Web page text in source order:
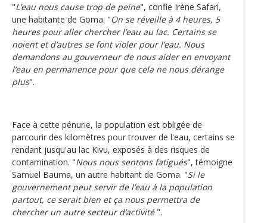
"L’eau nous cause trop de peine", confie Irène Safari,
une habitante de Goma. "On se réveille à 4 heures, 5
heures pour aller chercher l’eau au lac. Certains se
noient et d’autres se font violer pour l’eau. Nous
demandons au gouverneur de nous aider en envoyant
l’eau en permanence pour que cela ne nous dérange
plus".
Face à cette pénurie, la population est obligée de
parcourir des kilomètres pour trouver de l'eau, certains se
rendant jusqu'au lac Kivu, exposés à des risques de
contamination. "Nous nous sentons fatigués", témoigne
Samuel Bauma, un autre habitant de Goma. "Si le
gouvernement peut servir de l’eau à la population
partout, ce serait bien et ça nous permettra de
chercher un autre secteur d’activité".